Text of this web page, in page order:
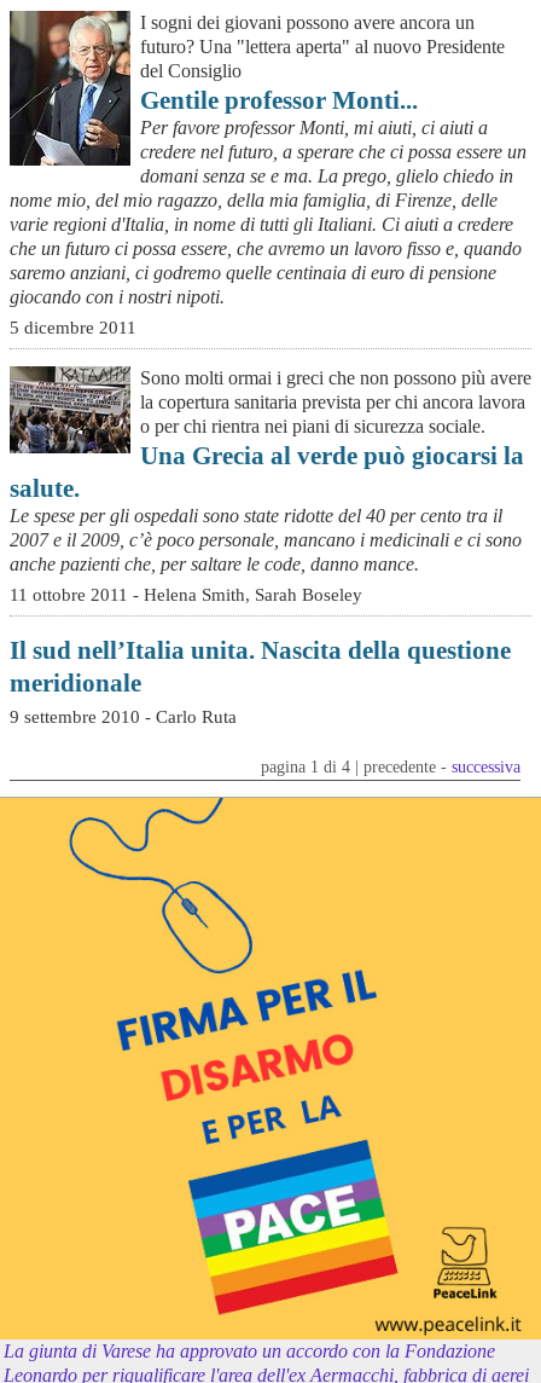
I sogni dei giovani possono avere ancora un
futuro? Una "lettera aperta" al nuovo Presidente
del Consiglio
Gentile professor Monti...
Per favore professor Monti, mi aiuti, ci aiuti a
credere nel futuro, a sperare che ci possa essere un
domani senza se e ma. La prego, glielo chiedo in
nome mio, del mio ragazzo, della mia famiglia, di Firenze, delle
varie regioni d'Italia, in nome di tutti gli Italiani. Ci aiuti a credere
che un futuro ci possa essere, che avremo un lavoro fisso e, quando
saremo anziani, ci godremo quelle centinaia di euro di pensione
giocando con i nostri nipoti.
5 dicembre 2011
Sono molti ormai i greci che non possono più avere
la copertura sanitaria prevista per chi ancora lavora
o per chi rientra nei piani di sicurezza sociale.
Una Grecia al verde può giocarsi la
salute.
Le spese per gli ospedali sono state ridotte del 40 per cento tra il
2007 e il 2009, c’è poco personale, mancano i medicinali e ci sono
anche pazienti che, per saltare le code, danno mance.
11 ottobre 2011 - Helena Smith, Sarah Boseley
Il sud nell’Italia unita. Nascita della questione
meridionale
9 settembre 2010 - Carlo Ruta
pagina 1 di 4 | precedente -successiva
La giunta di Varese ha approvato un accordo con la Fondazione
Leonardo per riqualificare l'area dell'ex Aermacchi, fabbrica di aerei